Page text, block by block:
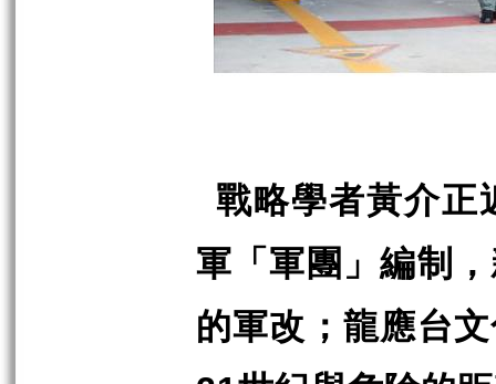
戰略學者黃介正
軍「軍團」編制
的軍改；龍應台